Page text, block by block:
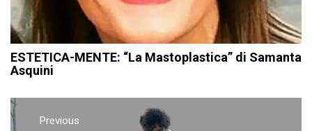
ESTETICA-MENTE: “La Mastoplastica” di Samanta
Asquini
Navigazione
Previous